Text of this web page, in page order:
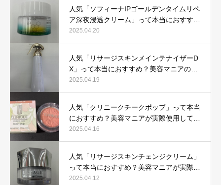
人気「ソフィーナIPゴールデンタイムリペ
ア深夜浸透クリーム」って本当におすす
め？美容マニアが実際使用して口コミを検
証！
2025.04.20
人気「リサージスキンメインテナイザーD
X」って本当におすすめ？美容マニアの私
が実際使用して、口コミを検証！
2025.04.19
人気「クリニークチークポップ」って本当
におすすめ？美容マニアが実際使用して口
コミを検証！
2025.04.16
人気「リサージスキンチェンジクリーム」
って本当におすすめ？美容マニアが実際使
用して口コミを検証！
2025.04.12